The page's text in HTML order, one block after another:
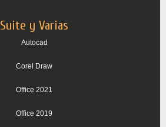
Suite y Varias
Autocad
Corel Draw
Office 2021
Office 2019